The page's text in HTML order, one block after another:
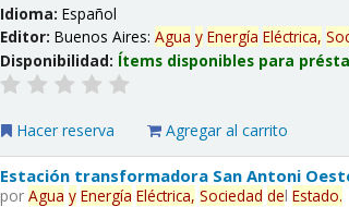
Idioma:Español
Editor:Buenos Aires:Agua y Energía Eléctrica,
Disponibilidad: Ítems disponibles para
Hacer reserva Agregar al carrito
Estación transformadora San Antoni
porAgua y Energía Eléctrica, Sociedad delEstado.